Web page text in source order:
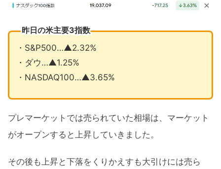
昨日の米主要3指数
・S&P500…▲2.32%
・ダウ…▲1.25%
・NASDAQ100…▲3.65%
プレマーケットでは売られていた相場は、マーケット
がオープンすると上昇していきました。
その後も上昇と下落をくりかえすも大引けには売ら